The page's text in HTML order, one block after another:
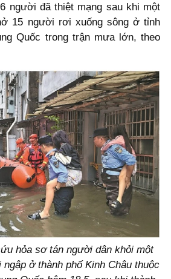
người đã thiệt mạng sau khi một
15 người rơi xuống sông ở tỉnh
Quốc trong trận mưa lớn, theo
hỏa sơ tán người dân khỏi một
ở thành phố Kinh Châu thuộc